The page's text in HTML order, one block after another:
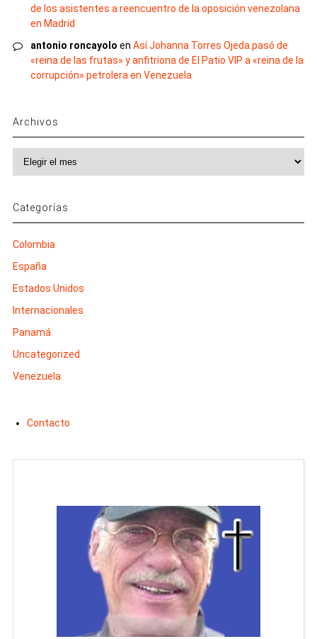
de los asistentes a reencuentro de la oposición venezolana
en Madrid
antonio roncayolo en Así Johanna Torres Ojeda pasó de
«reina de las frutas» y anfitriona de El Patio VIP a «reina de la
corrupción» petrolera en Venezuela
Archivos
Categorías
Colombia
España
Estados Unidos
Internacionales
Panamá
Uncategorized
Venezuela
Contacto